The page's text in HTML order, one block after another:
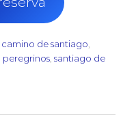
camino de santiago
peregrinos santiago de